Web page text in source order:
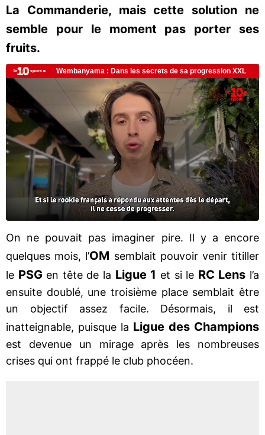
La Commanderie, mais cette solution ne
semble pour le moment pas porter ses
fruits.
On ne pouvait pas imaginer pire. Il y a encore
quelques mois, l’OM semblait pouvoir venir titiller
le PSG en tête de la Ligue 1 et si le RC Lens l’a
ensuite doublé, une troisième place semblait être
un objectif assez facile. Désormais, il est
inatteignable, puisque la Ligue des Champions
est devenue un mirage après les nombreuses
crises qui ont frappé le club phocéen.